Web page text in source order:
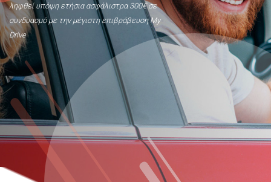
ληφθεί υπόψη ετήσια ασφάλιστρα 300€ σε
συνδυασμό με την μέγιστη επιβράβευση My
Drive